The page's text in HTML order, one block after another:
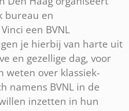
bureau en
een BVNL
je hierbij van harte uit
en gezellige dag, voor
weten over klassiek-
namens BVNL in de
inzetten in hun